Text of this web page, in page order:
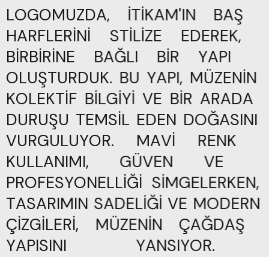
LOGOMUZDA, İTİKAM'IN
BAŞ
HARFLERİNİ
STİLİZE
EDEREK,
BİRBİRİNE
BAĞLI BİR
YAPI
OLUŞTURDUK. BU YAPI, MÜZENİN
KOLEKTİF BİLGİYİ VE BİR ARADA
DURUŞU TEMSİL EDEN DOĞASINI
VURGULUYOR.
MAVİ
RENK
KULLANIMI,
GÜVEN
VE
PROFESYONELLİĞİ SİMGELERKEN,
TASARIMIN SADELİĞİ VE MODERN
ÇİZGİLERİ,
MÜZENİN
ÇAĞDAŞ
YAPISINI
YANSIYOR.